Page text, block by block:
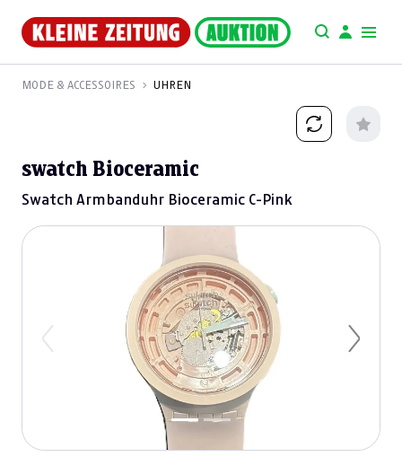
MODE & ACCESSOIRES UHREN
swatch Bioceramic
Swatch Armbanduhr Bioceramic C-Pink
Previous Next